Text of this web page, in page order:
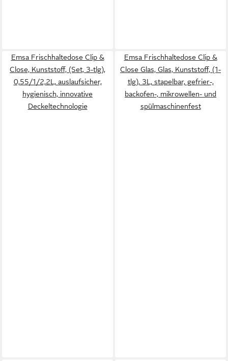
Emsa Frischhaltedose Clip &
Close, Kunststoff, (Set, 3-tlg),
0,55/1/2,2L, auslaufsicher,
hygienisch, innovative
Deckeltechnologie
Emsa Frischhaltedose Clip &
Close Glas, Glas, Kunststoff, (1-
tlg), 3L, stapelbar, gefrier-,
backofen-, mikrowellen- und
spülmaschinenfest